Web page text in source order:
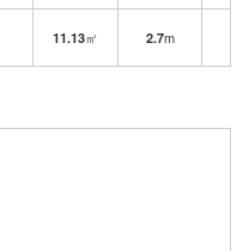
11.13㎡ 2.7m